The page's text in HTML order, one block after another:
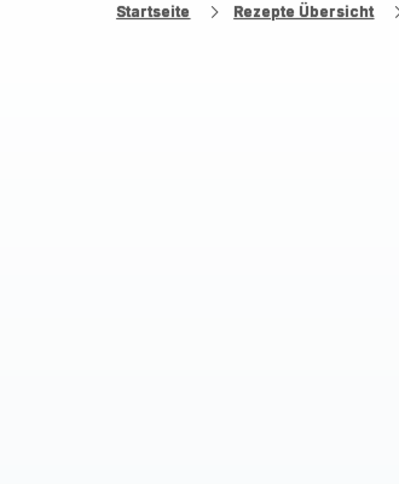
Startseite Rezepte Übersicht